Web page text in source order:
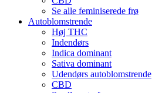
Se alle feminiserede frø
Autoblomstrende
Høj THC
Indendørs
Indica dominant
Sativa dominant
Udendørs autoblomstrende
CBD